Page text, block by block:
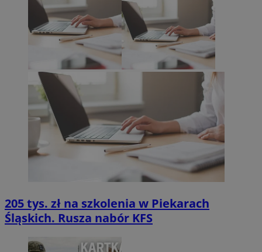
205 tys. zł na szkolenia w Piekarach
Śląskich. Rusza nabór KFS